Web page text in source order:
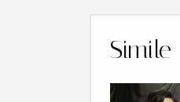
Simile